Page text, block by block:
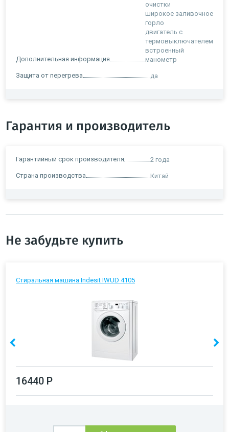
Дополнительная информация
очистки
широкое заливочное
горло
двигатель с
термовыключателем
встроенный
манометр
Защита от перегрева да
Гарантия и производитель
Гарантийный срок производителя 2 года
Страна производства Китай
Не забудьте купить
Стиральная машина Indesit IWUD 4105
16440 Р